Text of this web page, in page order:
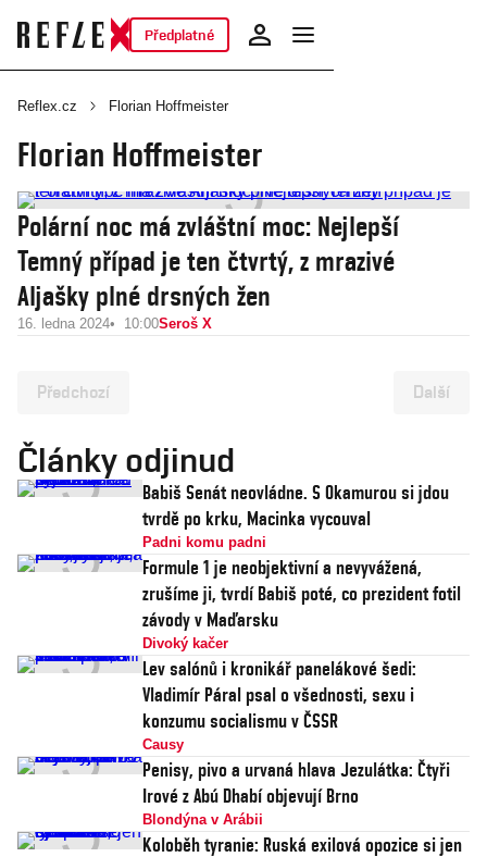
Předplatné
Reflex.cz Florian Hoffmeister
Florian Hoffmeister
Polární noc má zvláštní moc: Nejlepší
Temný případ je ten čtvrtý, z mrazivé
Aljašky plné drsných žen
16. ledna 2024 10:00Seroš X
Předchozí Další
Články odjinud
Babiš Senát neovládne. S Okamurou si jdou
tvrdě po krku, Macinka vycouval
Padni komu padni
Formule 1 je neobjektivní a nevyvážená,
zrušíme ji, tvrdí Babiš poté, co prezident fotil
závody v Maďarsku
Divoký kačer
Lev salónů i kronikář panelákové šedi:
Vladimír Páral psal o všednosti, sexu i
konzumu socialismu v ČSSR
Causy
Penisy, pivo a urvaná hlava Jezulátka: Čtyři
Irové z Abú Dhabí objevují Brno
Blondýna v Arábii
Koloběh tyranie: Ruská exilová opozice si jen